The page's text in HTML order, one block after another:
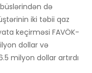
də
iki təbii qaz
keçirməsi FAVÖK-
dollar və
milyon dollar artırdı